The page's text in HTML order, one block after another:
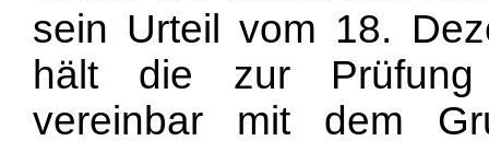
sein Urteil vom 18.
hält die zur Prüfung
vereinbar mit dem